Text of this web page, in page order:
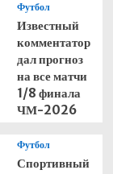
Футбол
Известный
комментатор
дал прогноз
на все матчи
1/8 финала
ЧМ-2026
Футбол
Спортивный